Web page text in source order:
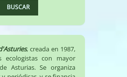
BUSCAR
, creada en 1987,
ecologistas con mayor
Asturias. Se organiza